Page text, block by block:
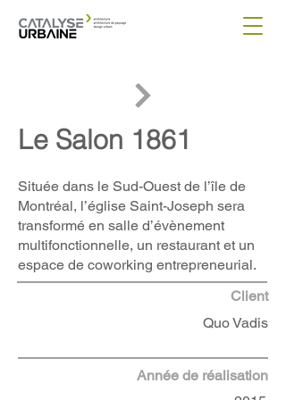
Le Salon 1861
Située dans le Sud-Ouest de l’île de
Montréal, l’église Saint-Joseph sera
transformé en salle d’évènement
multifonctionnelle, un restaurant et un
espace de coworking entrepreneurial.
Client
Quo Vadis
Année de réalisation